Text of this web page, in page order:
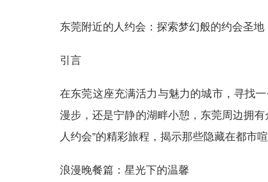
东莞附近的人约会：探索梦幻般的约会圣地
引言
在东莞这座充满活力与魅力的城市，寻找
漫步，还是宁静的湖畔小憩，东莞周边拥
人约会”的精彩旅程，揭示那些隐藏在都市
浪漫晚餐篇：星光下的温馨